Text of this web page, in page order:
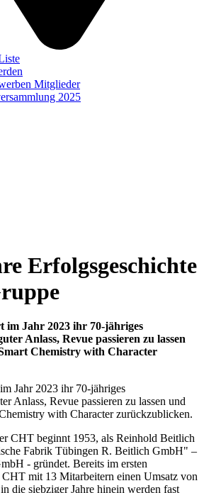
Mitglieder
2025
Erfolgsgeschichte
im Jahr 2023 ihr 70-jähriges
Anlass, Revue passieren zu lassen
Chemistry with Character
Jahr 2023 ihr 70-jähriges
Anlass, Revue passieren zu lassen und
with Character zurückzublicken.
CHT beginnt 1953, als Reinhold Beitlich
Fabrik Tübingen R. Beitlich GmbH" –
- gründet. Bereits im ersten
mit 13 Mitarbeitern einen Umsatz von
die siebziger Jahre hinein werden fast